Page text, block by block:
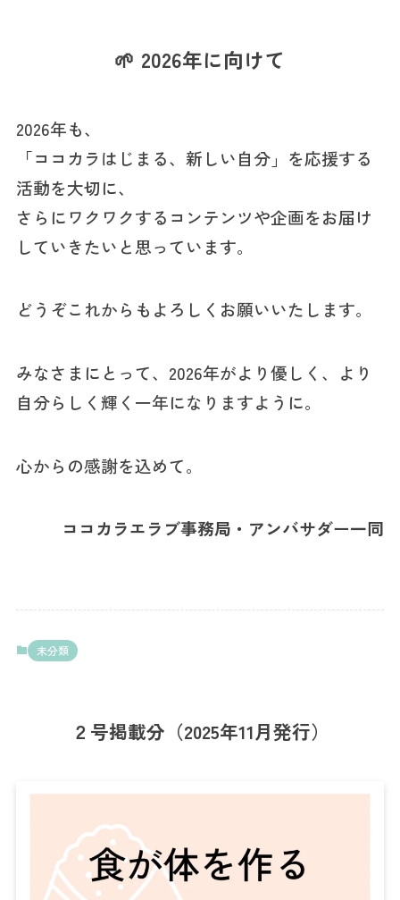
🌱 2026年に向けて
2026年も、
「ココカラはじまる、新しい自分」を応援する
活動を大切に、
さらにワクワクするコンテンツや企画をお届け
していきたいと思っています。
どうぞこれからもよろしくお願いいたします。
みなさまにとって、2026年がより優しく、より
自分らしく輝く一年になりますように。
心からの感謝を込めて。
ココカラエラブ事務局・アンバサダー一同
未分類
２号掲載分（2025年11月発行）